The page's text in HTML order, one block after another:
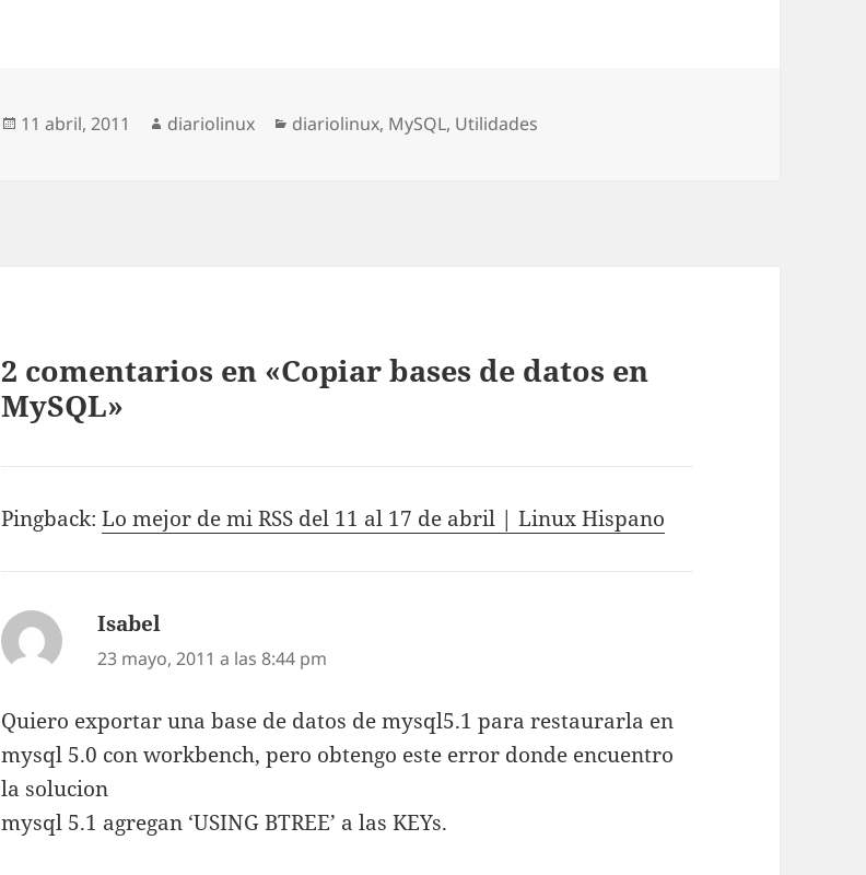
Publicado
11 abril, 2011 Autor
diariolinux Categorías
diariolinux, MySQL, Utilidades
2 comentarios en «Copiar bases de datos en
MySQL»
Pingback:Lo mejor de mi RSS del 11 al 17 de abril | Linux Hispano
Isabel
23 mayo, 2011 a las 8:44 pm
Quiero exportar una base de datos de mysql5.1 para restaurarla en
mysql 5.0 con workbench, pero obtengo este error donde encuentro
la solucion
mysql 5.1 agregan ‘USING BTREE’ a las KEYs.